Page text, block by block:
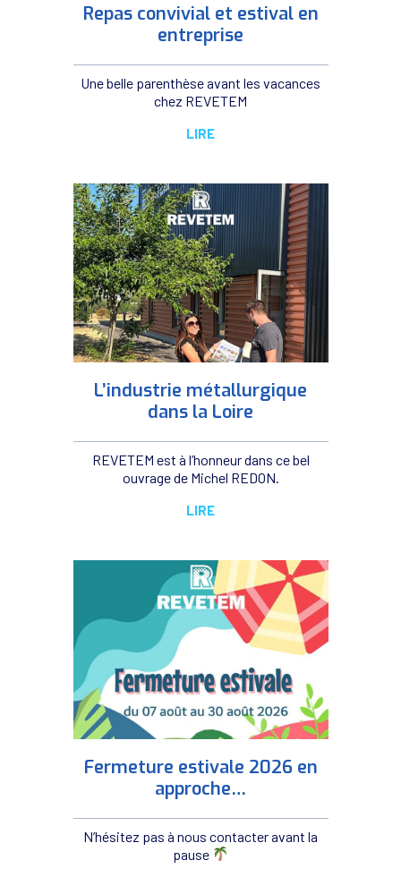
Repas convivial et estival en
entreprise
Une belle parenthèse avant les vacances
chez REVETEM
LIRE
L’industrie métallurgique
dans la Loire
REVETEM est à l’honneur dans ce bel
ouvrage de Michel REDON.
LIRE
Fermeture estivale 2026 en
approche…
N’hésitez pas à nous contacter avant la
pause